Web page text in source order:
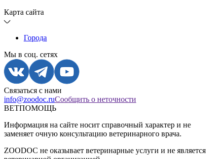
Карта сайта
Города
Мы в соц. сетях
Связаться с нами
info@zoodoc.ruСообщить о неточности
ВЕТПОМОЩЬ
Информация на сайте носит справочный характер и не
заменяет очную консультацию ветеринарного врача.
ZOODOC не оказывает ветеринарные услуги и не является